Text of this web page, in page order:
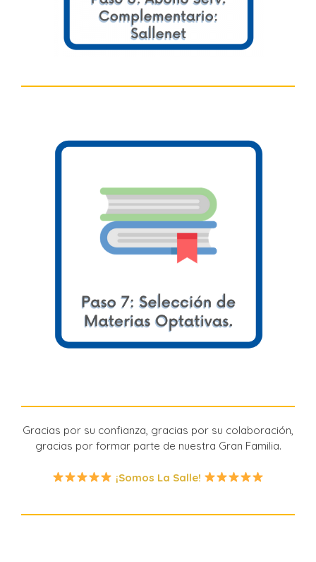
Gracias por su confianza, gracias por su colaboración,
gracias por formar parte de nuestra Gran Familia.
¡Somos La Salle!